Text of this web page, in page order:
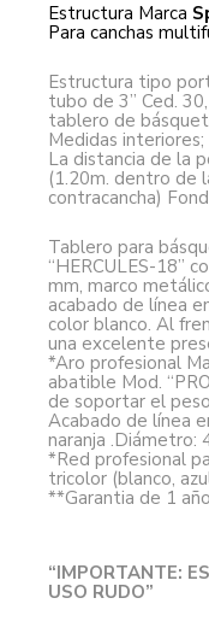
Estructura Marca
Para canchas
Estructura tipo
tubo de 3” Ced.
tablero de
Medidas
La distancia de la
(1.20m. dentro de
contracancha)
Tablero para
“HERCULES-18”
mm, marco
acabado de línea
color blanco. Al
una excelente
*Aro profesional
abatible Mod.
de soportar el
Acabado de línea
naranja .Diámetro:
*Red profesional
tricolor (blanco,
**Garantia de 1
“IMPORTANTE:
USO RUDO”